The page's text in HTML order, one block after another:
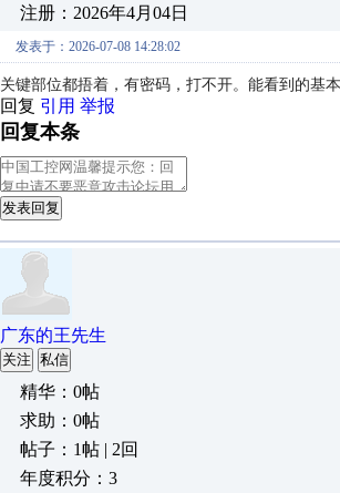
注册：2026年4月04日
发表于：2026-07-08 14:28:02
关键部位都捂着，有密码，打不开。能看到的基
回复 引用 举报
回复本条
发表回复
广东的王先生
关注 私信
精华：0帖
求助：0帖
帖子：1帖 | 2回
年度积分：3